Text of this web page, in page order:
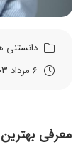
دانستنی
معرفی